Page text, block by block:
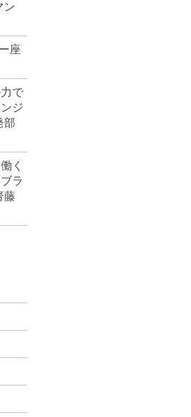
ン
座
で
ジ
部
く
ラ
藤